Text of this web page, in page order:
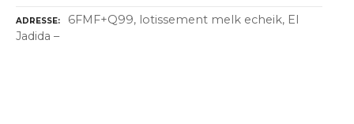
ADRESSE
6FMF+Q99, lotissement melk echeik, El
Jadida –